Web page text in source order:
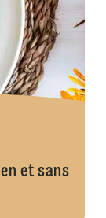
et sans